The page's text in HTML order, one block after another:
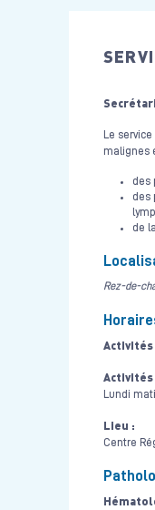
Le
malignes
des
des
de
Rez-de-
Lundi
Lieu :
Centre